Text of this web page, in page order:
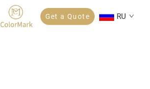
Get a Quote RU